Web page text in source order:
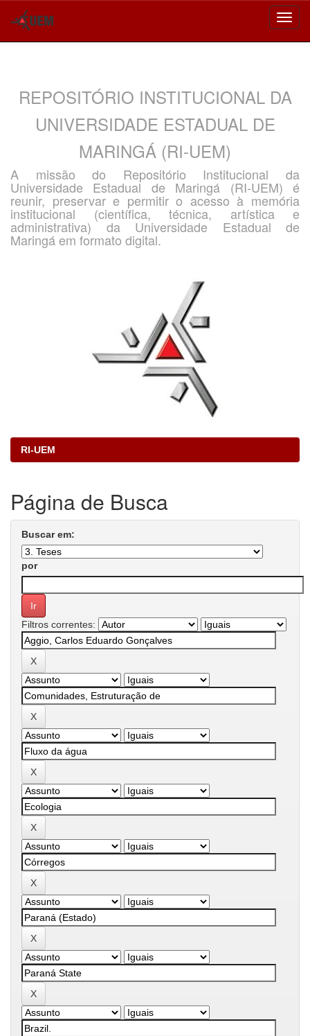
REPOSITÓRIO INSTITUCIONAL DA
UNIVERSIDADE ESTADUAL DE
MARINGÁ (RI-UEM)
A missão do Repositório Institucional da
Universidade Estadual de Maringá (RI-UEM) é
reunir, preservar e permitir o acesso à memória
institucional (científica, técnica, artística e
administrativa) da Universidade Estadual de
Maringá em formato digital.
RI-UEM
Página de Busca
Buscar em:
por
Filtros correntes: